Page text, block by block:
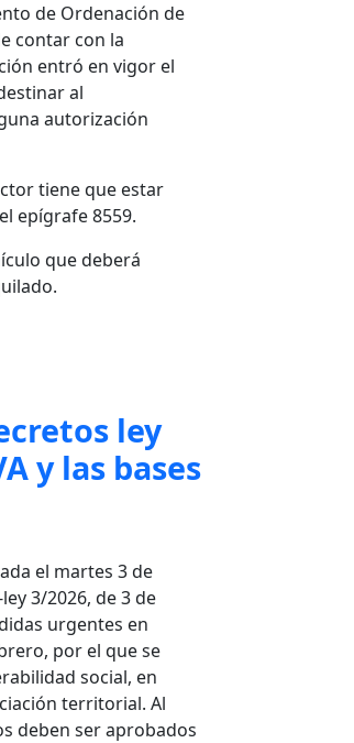
de Ordenación de
contar con la
entró en vigor el
al
autorización
tiene que estar
epígrafe 8559.
que deberá
ley
y las bases
el martes 3 de
3/2026, de 3 de
urgentes en
por el que se
social, en
territorial. Al
deben ser aprobados